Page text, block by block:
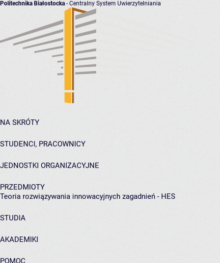
Politechnika Białostocka - Centralny System Uwierzytelniania
NA SKRÓTY
STUDENCI, PRACOWNICY
JEDNOSTKI ORGANIZACYJNE
PRZEDMIOTY
Teoria rozwiązywania innowacyjnych zagadnień - HES
STUDIA
AKADEMIKI
POMOC